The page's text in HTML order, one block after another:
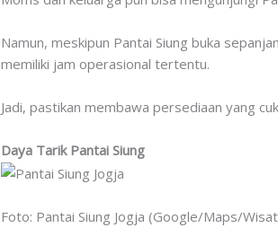
Namun, meskipun Pantai Siung buka
memiliki jam operasional tertentu.
Jadi, pastikan membawa persediaan yang
Daya Tarik Pantai Siung
Foto: Pantai Siung Jogja (Google/Maps/